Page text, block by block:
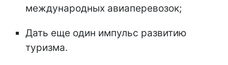
международных авиаперевозок;
Дать еще один импульс развитию
туризма.